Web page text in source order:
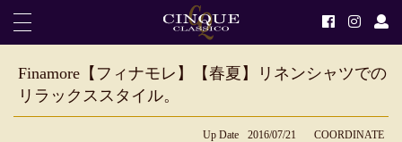
Finamore【フィナモレ】【春夏】リネンシャツでの
リラックススタイル。
Up Date 2016/07/21 COORDINATE